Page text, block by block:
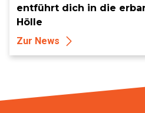
entführt dich in die
Hölle
Zur News